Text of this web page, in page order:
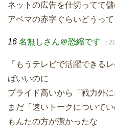
ネットの広告を仕切ってて
アベマの赤字ぐらいどうっ
16 名無しさん＠恐縮です ：
「もうテレビで活躍できる
ばいいのに
プライド高いから「戦力外
まだ「速いトークについて
もんたの方が潔かったな